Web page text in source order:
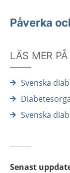
Påverka
LÄS MER
Svenska
Svenska
Senast